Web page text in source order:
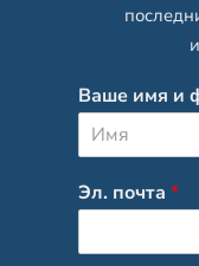
Ваше имя и
м
я
Эл. почта *